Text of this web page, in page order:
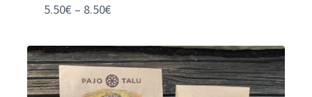
5.50€ – 8.50€